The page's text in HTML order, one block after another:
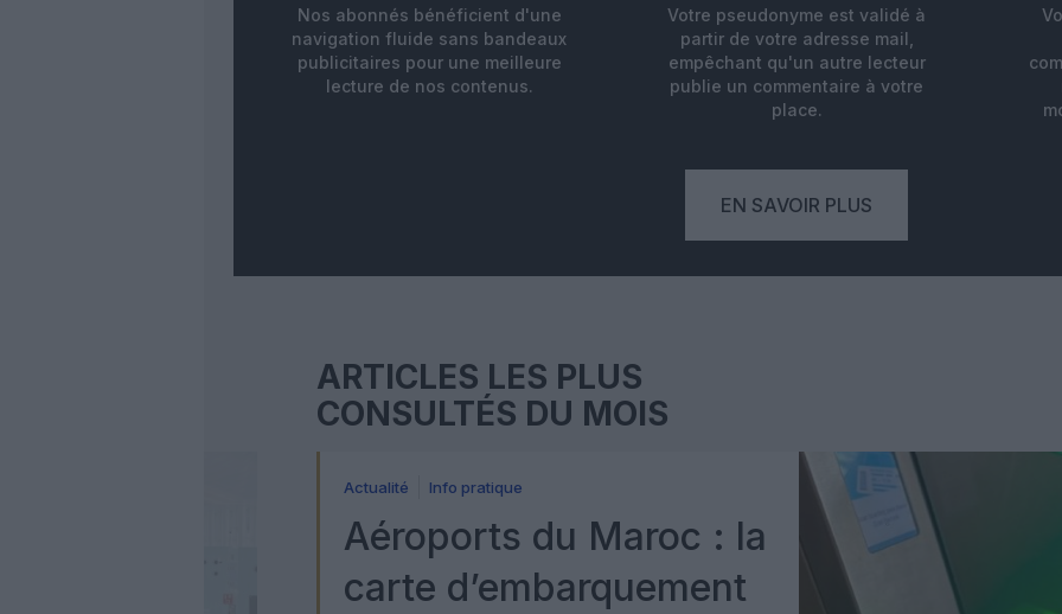
Nos abonnés bénéficient d'une
navigation fluide sans bandeaux
publicitaires pour une meilleure
lecture de nos contenus.
Votre pseudonyme est validé à
partir de votre adresse mail,
empêchant qu'un autre lecteur
publie un commentaire à votre
place.
EN SAVOIR PLUS
ARTICLES LES PLUS
CONSULTÉS DU MOIS
Actualité Info pratique
Aéroports du Maroc : la
carte d’embarquement